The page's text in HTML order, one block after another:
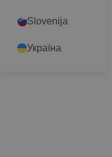
Slovenija
Україна